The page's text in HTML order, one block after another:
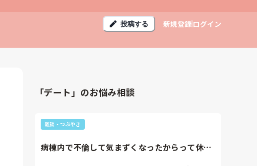
投稿する 新規登録ログイン
「デート」のお悩み相談
雑談・つぶやき
病棟内で不倫して気まずくなったからって休職